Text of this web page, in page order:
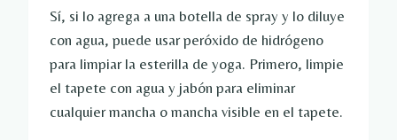
Sí, si lo agrega a una botella de spray y lo diluye
con agua, puede usar peróxido de hidrógeno
para limpiar la esterilla de yoga. Primero, limpie
el tapete con agua y jabón para eliminar
cualquier mancha o mancha visible en el tapete.